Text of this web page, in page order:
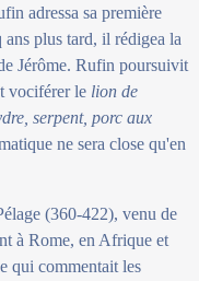
adressa sa première
plus tard, il rédigea la
Jérôme. Rufin poursuivit
vociférer le lion de
serpent, porc aux
ne sera close qu'en
(360-422), venu de
à Rome, en Afrique et
qui commentait les